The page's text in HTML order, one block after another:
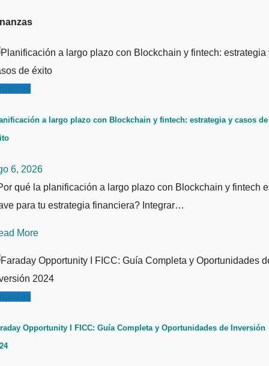
a largo plazo con Blockchain y fintech: estrategia y casos de
6, 2026
qué la planificación a largo plazo con Blockchain y fintech
para tu estrategia financiera? Integrar…
More
Opportunity I FICC: Guía Completa y Oportunidades de Inversión